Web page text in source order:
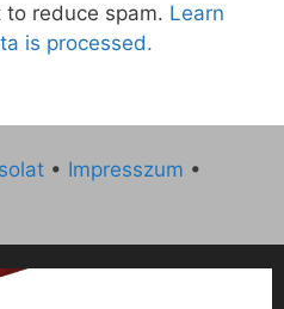
reduce spam. Learn
is processed.
• Impresszum •